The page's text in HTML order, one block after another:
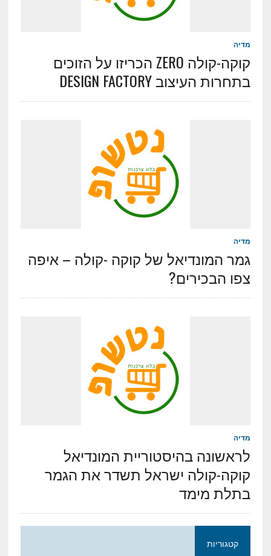
מדיה
קוקה-קולה ZERO הכריזו על הזוכים
בתחרות העיצוב DESIGN FACTORY
מדיה
גמר המונדיאל של קוקה -קולה – איפה
צפו הבכירים?
מדיה
לראשונה בהיסטוריית המונדיאל
קוקה-קולה ישראל תשדר את הגמר
בתלת מימד
קטגוריות